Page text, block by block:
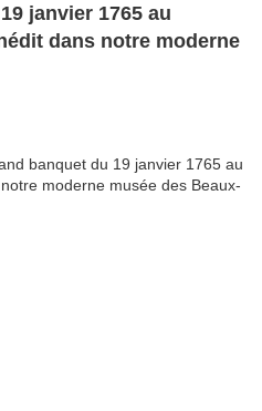
janvier 1765 au
dans notre moderne